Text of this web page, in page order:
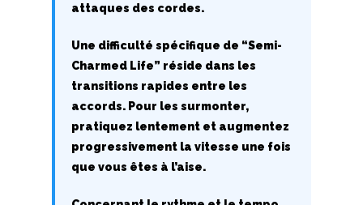
attaques des cordes.
Une difficulté spécifique de “Semi-
Charmed Life” réside dans les
transitions rapides entre les
accords. Pour les surmonter,
pratiquez lentement et augmentez
progressivement la vitesse une fois
que vous êtes à l’aise.
W
X
Y